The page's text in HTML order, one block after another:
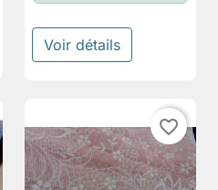
Voir détails
favorite_border